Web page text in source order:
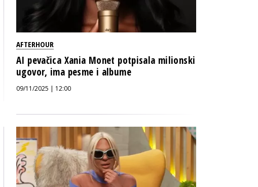
AFTERHOUR
AI pevačica Xania Monet potpisala milionski
ugovor, ima pesme i albume
09/11/2025 | 12:00